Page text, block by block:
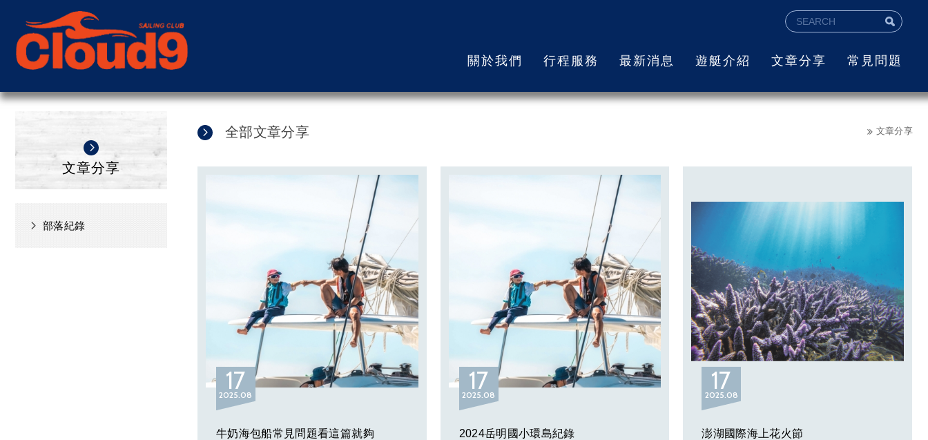
關於我們 行程服務 最新消息 遊艇介紹 文章分享 常見問題
文章分享
文章分享
部落紀錄
全部文章分享 文章分享
1708
2025
牛奶海包船常見問題看這篇就夠
1708
2025
2024岳明國小環島紀錄
1708
2025
澎湖國際海上花火節